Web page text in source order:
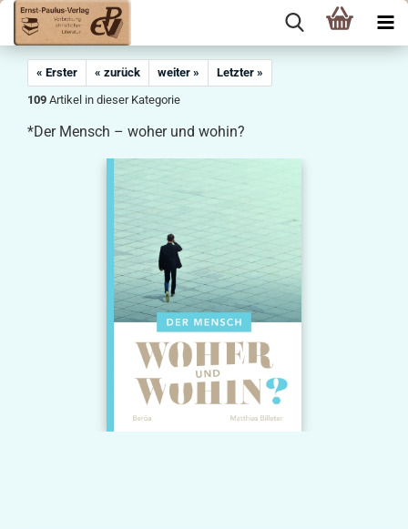
« Erster « zurück weiter »
Letzter »
109 Artikel in dieser Kategorie
*Der Mensch – woher und wohin?